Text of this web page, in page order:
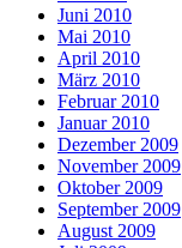
Juni 2010
Mai 2010
April 2010
März 2010
Februar 2010
Januar 2010
Dezember 2009
November 2009
Oktober 2009
September 2009
August 2009